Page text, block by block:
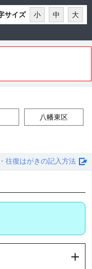
サイズ 小 中 大
八幡東区
往復はがきの記入方法